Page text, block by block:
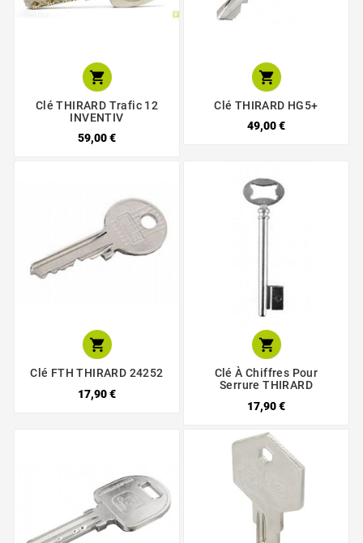

Clé THIRARD Trafic 12
INVENTIV
59,00 €

Clé THIRARD HG5+
49,00 €

Clé FTH THIRARD 24252
17,90 €

Clé À Chiffres Pour
Serrure THIRARD
17,90 €